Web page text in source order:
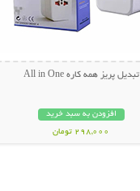
تبدیل پریز همه کاره All in One
افزودن به سبد خرید
298,000 تومان